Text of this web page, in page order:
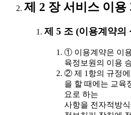
제 2 장 서비스 이용
제 5 조 (이용계약의
① 이용계약은 이
육정보원의 이용
② 제 1항의 규정
을 할 때에는 교육
요로 하는
사항을 전자적방